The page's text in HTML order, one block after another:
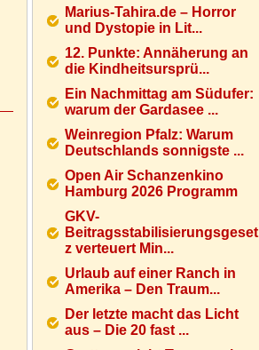
Marius-Tahira.de – Horror
und Dystopie in Lit...
12. Punkte: Annäherung an
die Kindheitsursprü...
Ein Nachmittag am Südufer:
warum der Gardasee ...
Weinregion Pfalz: Warum
Deutschlands sonnigste ...
Open Air Schanzenkino
Hamburg 2026 Programm
GKV-
Beitragsstabilisierungsgeset
z verteuert Min...
Urlaub auf einer Ranch in
Amerika – Den Traum...
Der letzte macht das Licht
aus – Die 20 fast ...